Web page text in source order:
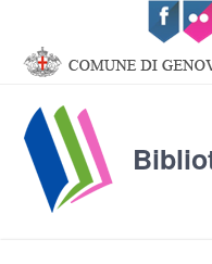
Salta al contenuto principale